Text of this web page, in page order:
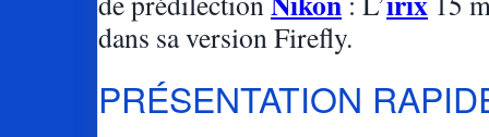
dans sa version Firefly.
PRÉSENTATION